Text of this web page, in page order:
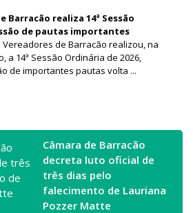
Barracão realiza 14ª Sessão
de pautas importantes
Vereadores de Barracão realizou, na
a 14ª Sessão Ordinária de 2026,
de importantes pautas volta ...
Câmara de Barracão
decreta luto oficial de
três dias pelo
falecimento de Lauriana
Pozzer Matte